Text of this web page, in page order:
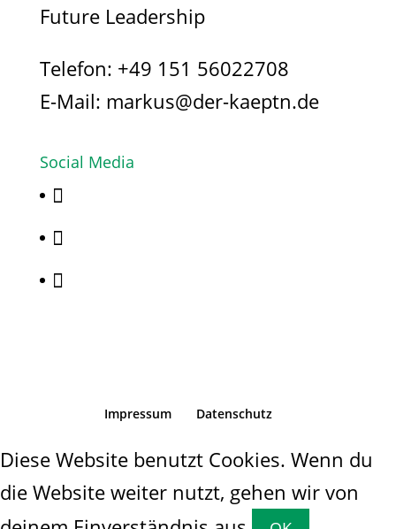
Future Leadership
Telefon: +49 151 56022708
E-Mail: markus@der-kaeptn.de
Social Media



Impressum Datenschutz
Diese Website benutzt Cookies. Wenn du
die Website weiter nutzt, gehen wir von